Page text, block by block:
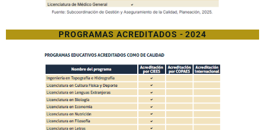
PROGRAMAS ACREDITADOS - 2024